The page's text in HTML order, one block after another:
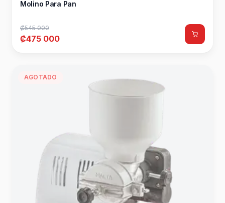
Molino Para Pan
₡545 000
₡475 000
AGOTADO